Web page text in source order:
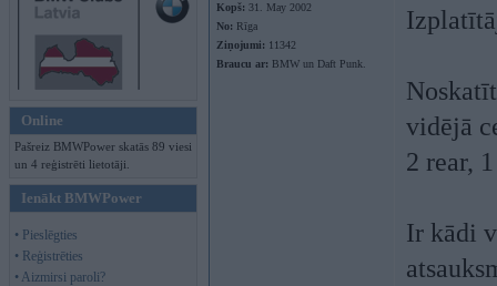
Online
Pašreiz BMWPower skatās 89 viesi
un 4 reģistrēti lietotāji.
Ienākt BMWPower
• Pieslēgties
• Reģistrēties
• Aizmirsi paroli?
Kopš: 31. May 2002
No: Rīga
Ziņojumi: 11342
Braucu ar: BMW un Daft Punk.
vidējā
2 rear,
Ir kādi